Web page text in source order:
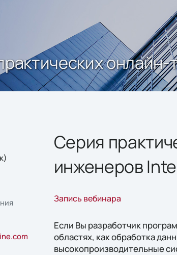
Серия
инженеров
Запись вебинара
Если Вы разработчик
областях, как обработка
высокопроизводительные